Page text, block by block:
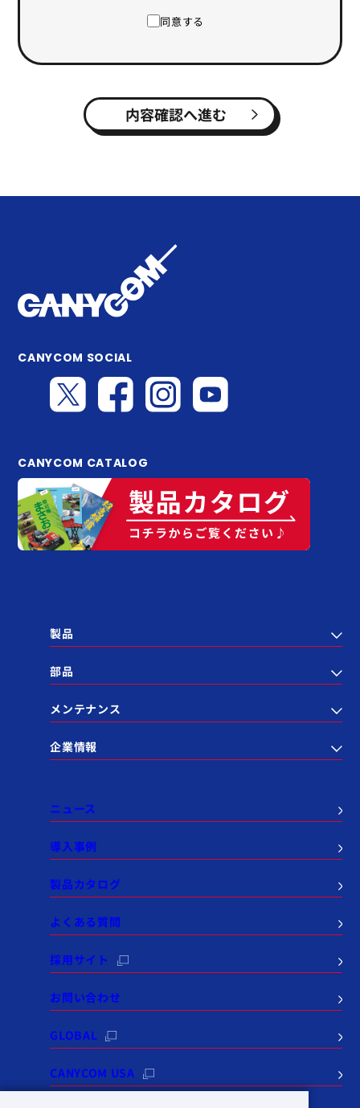
同意する
内容確認へ進む
CANYCOM SOCIAL
CANYCOM CATALOG
製品
部品
メンテナンス
企業情報
ニュース
導入事例
製品カタログ
よくある質問
採用サイト
お問い合わせ
GLOBAL
CANYCOM USA